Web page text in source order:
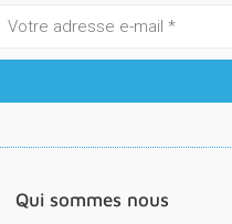
Qui sommes nous